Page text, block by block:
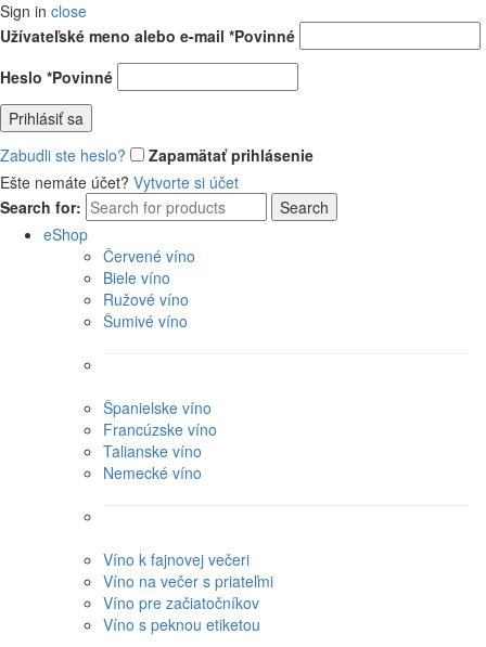
Sign in close
Užívateľské meno alebo e-mail *Povinné
Heslo *Povinné
Prihlásiť sa
Zabudli ste heslo?
Zapamätať prihlásenie
Ešte nemáte účet? Vytvorte si účet
Search for:
Search
eShop
Červené víno
Biele víno
Ružové víno
Šumivé víno
Španielske víno
Francúzske víno
Talianske víno
Nemecké víno
Víno k fajnovej večeri
Víno na večer s priateľmi
Víno pre začiatočníkov
Víno s peknou etiketou